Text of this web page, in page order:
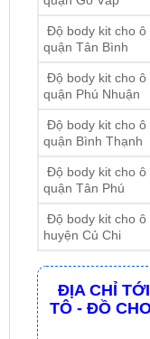
Độ body kit cho ô
quận Tân Bình
Độ body kit cho ô
quận Phú Nhuận
Độ body kit cho ô
quận Bình Thạnh
Độ body kit cho ô
quận Tân Phú
Độ body kit cho ô
huyện Củ Chi
ĐỊA CHỈ
TÔ - ĐỒ